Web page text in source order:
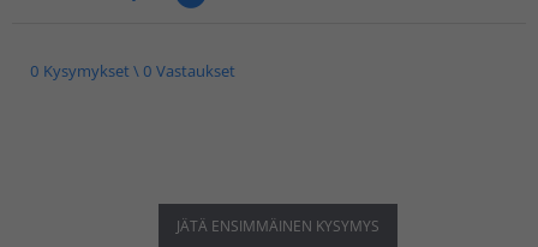
0 Kysymykset \ 0 Vastaukset
JÄTÄ ENSIMMÄINEN KYSYMYS